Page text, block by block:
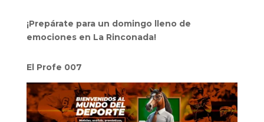
¡Prepárate para un domingo lleno de
emociones en La Rinconada!
El Profe 007